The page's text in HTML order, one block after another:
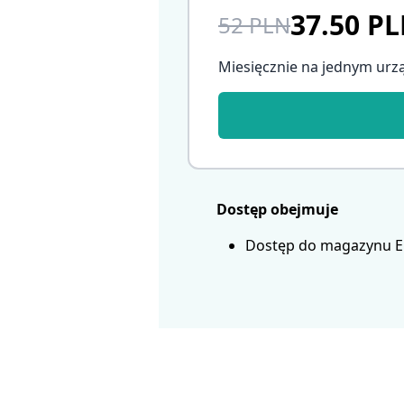
52 PLN37.50
Miesięcznie na jednym
Dostęp obejmuje
Dostęp do magazynu